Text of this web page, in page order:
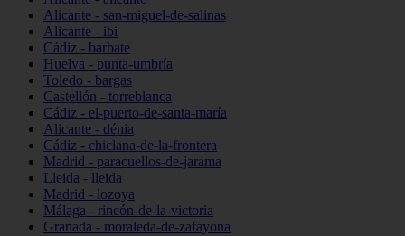
Alicante - san-miguel-de-salinas
Alicante - ibi
Cádiz - barbate
Huelva - punta-umbría
Toledo - bargas
Castellón - torreblanca
Cádiz - el-puerto-de-santa-maría
Alicante - dénia
Cádiz - chiclana-de-la-frontera
Madrid - paracuellos-de-jarama
Lleida - lleida
Madrid - lozoya
Málaga - rincón-de-la-victoria
Granada - moraleda-de-zafayona